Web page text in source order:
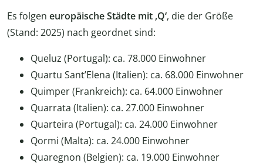
Es folgen europäische Städte mit ‚Q‘, die der Größe
(Stand: 2025) nach geordnet sind:
Queluz (Portugal): ca. 78.000 Einwohner
Quartu Sant’Elena (Italien): ca. 68.000 Einwohner
Quimper (Frankreich): ca. 64.000 Einwohner
Quarrata (Italien): ca. 27.000 Einwohner
Quarteira (Portugal): ca. 24.000 Einwohner
Qormi (Malta): ca. 24.000 Einwohner
Quaregnon (Belgien): ca. 19.000 Einwohner